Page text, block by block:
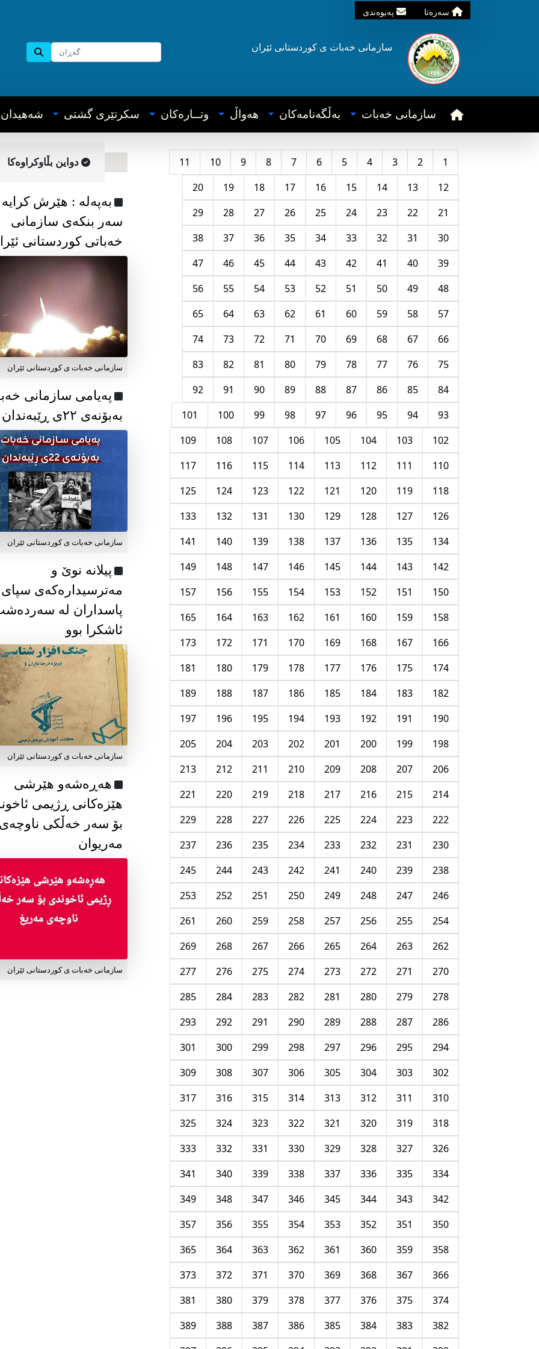
سه‌ره‌تا په‌یوه‌ندی
سازمانی خه‌بات ی کوردستانی ئێران
سازمانی خه‌بات به‌ڵگه‌نامه‌کان هه‌واڵ وتــاره‌کان سکرتێری گشتی شه‌هیدان
1
2
3
4
5
6
7
8
9
10
11
12
13
14
15
16
17
18
19
20
21
22
23
24
25
26
27
28
29
30
31
32
33
34
35
36
37
38
39
40
41
42
43
44
45
46
47
48
49
50
51
52
53
54
55
56
57
58
59
60
61
62
63
64
65
66
67
68
69
70
71
72
73
74
75
76
77
78
79
80
81
82
83
84
85
86
87
88
89
90
91
92
93
94
95
96
97
98
99
100
101
102
103
104
105
106
107
108
109
110
111
112
113
114
115
116
117
118
119
120
121
122
123
124
125
126
127
128
129
130
131
132
133
134
135
136
137
138
139
140
141
142
143
144
145
146
147
148
149
150
151
152
153
154
155
156
157
158
159
160
161
162
163
164
165
166
167
168
169
170
171
172
173
174
175
176
177
178
179
180
181
182
183
184
185
186
187
188
189
190
191
192
193
194
195
196
197
198
199
200
201
202
203
204
205
206
207
208
209
210
211
212
213
214
215
216
217
218
219
220
221
222
223
224
225
226
227
228
229
230
231
232
233
234
235
236
237
238
239
240
241
242
243
244
245
246
247
248
249
250
251
252
253
254
255
256
257
258
259
260
261
262
263
264
265
266
267
268
269
270
271
272
273
274
275
276
277
278
279
280
281
282
283
284
285
286
287
288
289
290
291
292
293
294
295
296
297
298
299
300
301
302
303
304
305
306
307
308
309
310
311
312
313
314
315
316
317
318
319
320
321
322
323
324
325
326
327
328
329
330
331
332
333
334
335
336
337
338
339
340
341
342
343
344
345
346
347
348
349
350
351
352
353
354
355
356
357
358
359
360
361
362
363
364
365
366
367
368
369
370
371
372
373
374
375
376
377
378
379
380
381
382
383
384
385
386
387
388
389
دواین بڵاوکراوه‌کا
به‌په‌له‌ : هێرش کرایە
سەر بنکەی سازمانی
خەباتی کوردستانی
سازمانی خەبات ی کوردستانی ئێران
پەیامی سازمانی
بەبۆنەی ۲۲ی ڕێبەندان
سازمانی خەبات ی كوردستانی ئێران
پیلانە نوێ و
مەترسیدارەکەی سپای
پاسداران لە
ئاشکرا بوو
سازمانی خەبات ی كوردستانی ئێران
هەڕەشەو هێرشی
هێزەکانی ڕژیمی
بۆ سەر خەڵکی
مەریوان
سازمانی خەبات ی کوردستانی ئێران